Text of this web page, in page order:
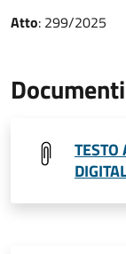
Atto: 299/2025
Documenti
TESTO